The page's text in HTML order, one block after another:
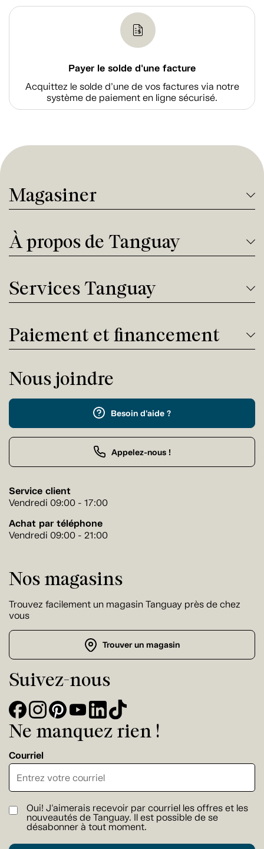
Payer le solde d'une facture
Acquittez le solde d’une de vos factures via notre
système de paiement en ligne sécurisé.
Magasiner
À propos de Tanguay
Services Tanguay
Paiement et financement
Nous joindre
Besoin d'aide ?
Appelez-nous !
Service client
Vendredi 09:00 - 17:00
Achat par téléphone
Vendredi 09:00 - 21:00
Nos magasins
Trouvez facilement un magasin Tanguay près de chez
vous
Trouver un magasin
Suivez-nous
Ne manquez rien !
Courriel
Oui! J'aimerais recevoir par courriel les offres et les
nouveautés de Tanguay. Il est possible de se
désabonner à tout moment.